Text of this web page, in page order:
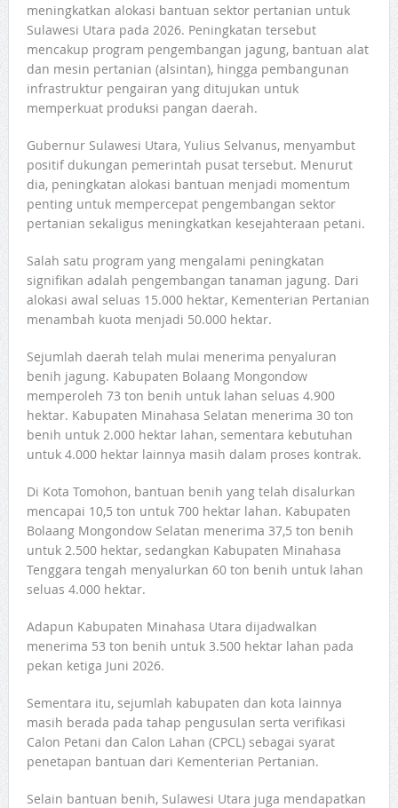
meningkatkan alokasi bantuan sektor pertanian untuk
Sulawesi Utara pada 2026. Peningkatan tersebut
mencakup program pengembangan jagung, bantuan alat
dan mesin pertanian (alsintan), hingga pembangunan
infrastruktur pengairan yang ditujukan untuk
memperkuat produksi pangan daerah.
Gubernur Sulawesi Utara, Yulius Selvanus, menyambut
positif dukungan pemerintah pusat tersebut. Menurut
dia, peningkatan alokasi bantuan menjadi momentum
penting untuk mempercepat pengembangan sektor
pertanian sekaligus meningkatkan kesejahteraan petani.
Salah satu program yang mengalami peningkatan
signifikan adalah pengembangan tanaman jagung. Dari
alokasi awal seluas 15.000 hektar, Kementerian Pertanian
menambah kuota menjadi 50.000 hektar.
Sejumlah daerah telah mulai menerima penyaluran
benih jagung. Kabupaten Bolaang Mongondow
memperoleh 73 ton benih untuk lahan seluas 4.900
hektar. Kabupaten Minahasa Selatan menerima 30 ton
benih untuk 2.000 hektar lahan, sementara kebutuhan
untuk 4.000 hektar lainnya masih dalam proses kontrak.
Di Kota Tomohon, bantuan benih yang telah disalurkan
mencapai 10,5 ton untuk 700 hektar lahan. Kabupaten
Bolaang Mongondow Selatan menerima 37,5 ton benih
untuk 2.500 hektar, sedangkan Kabupaten Minahasa
Tenggara tengah menyalurkan 60 ton benih untuk lahan
seluas 4.000 hektar.
Adapun Kabupaten Minahasa Utara dijadwalkan
menerima 53 ton benih untuk 3.500 hektar lahan pada
pekan ketiga Juni 2026.
Sementara itu, sejumlah kabupaten dan kota lainnya
masih berada pada tahap pengusulan serta verifikasi
Calon Petani dan Calon Lahan (CPCL) sebagai syarat
penetapan bantuan dari Kementerian Pertanian.
Selain bantuan benih, Sulawesi Utara juga mendapatkan